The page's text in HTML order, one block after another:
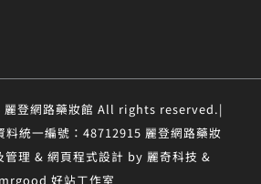
登網路藥妝館 All rights reserved.|
料統一編號：48712915 麗登網路藥妝
管理 & 網頁程式設計 by 麗奇科技 &
mrgood 好站工作室